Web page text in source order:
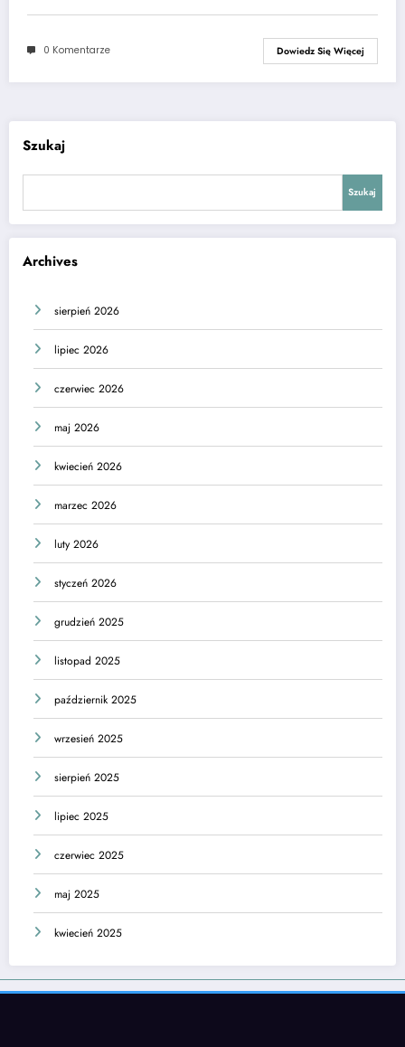
0 Komentarze Dowiedz Się Więcej
Szukaj
Szukaj
Archives
sierpień 2026
lipiec 2026
czerwiec 2026
maj 2026
kwiecień 2026
marzec 2026
luty 2026
styczeń 2026
grudzień 2025
listopad 2025
październik 2025
wrzesień 2025
sierpień 2025
lipiec 2025
czerwiec 2025
maj 2025
kwiecień 2025